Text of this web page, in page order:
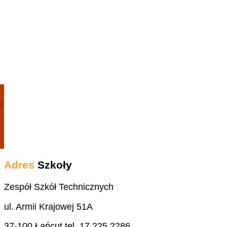
Adres Szkoły
Zespół Szkół Technicznych
ul. Armii Krajowej 51A